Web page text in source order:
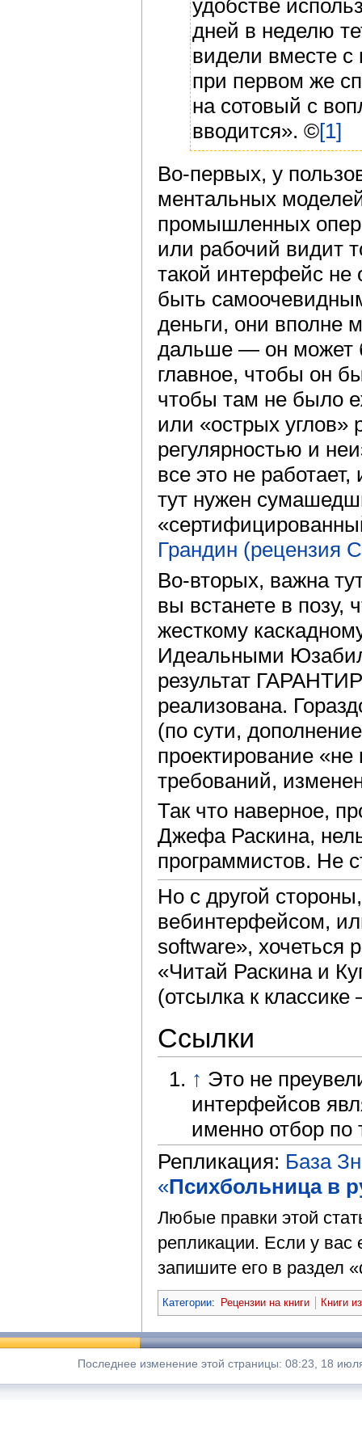
удобстве
дней в неделю
видели вместе
при первом же
на сотовый с
вводится». ©[1]
Во-первых, у
ментальных
промышленных
или рабочий видит
такой интерфейс не
быть
деньги, они вполне
дальше — он может
главное, чтобы он
чтобы там не было
или «острых углов»
регулярностью и
все это не
тут нужен
Грандин (рецензия
Во-вторых, важна
вы встанете в позу,
жесткому
Идеальными
результат
реализована.
(по сути,
проектирование «не
требований,
Так что наверное,
Джефа Раскина,
программистов. Не
Но с другой
вебинтерфейсом,
software», хочеться
«Читай Раскина и
(отсылка к
Ссылки
↑ Это не
интерфейсов
именно отбор по
Репликация: База
«Психбольница в
Любые правки этой
репликации. Если у вас
запишите его в раздел
Категории: Рецензии на книги Книги
Последнее изменение этой страницы: 08:23, 18